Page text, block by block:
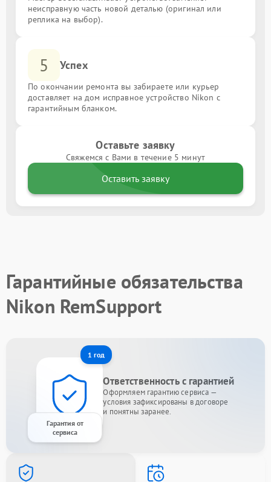
неисправную часть новой деталью (оригинал или
реплика на выбор).
5 Успех
По окончании ремонта вы забираете или курьер
доставляет на дом исправное устройство Nikon с
гарантийным бланком.
Оставьте заявку
Свяжемся с Вами в течение 5 минут
Оставить заявку
Гарантийные обязательства
Nikon RemSupport
1 год
Гарантия от
сервиса
Ответственность с гарантией
Оформляем гарантию сервиса —
условия зафиксированы в договоре
и понятны заранее.